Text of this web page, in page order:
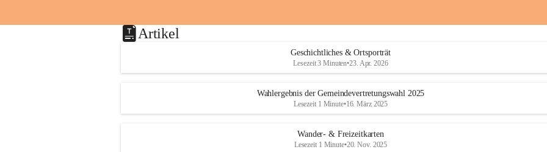
Artikel
Geschichtliches & Ortsporträt
Lesezeit 3 Minuten•23. Apr. 2026
Wahlergebnis der Gemeindevertretungswahl 2025
Lesezeit 1 Minute•16. März 2025
Wander- & Freizeitkarten
Lesezeit 1 Minute•20. Nov. 2025